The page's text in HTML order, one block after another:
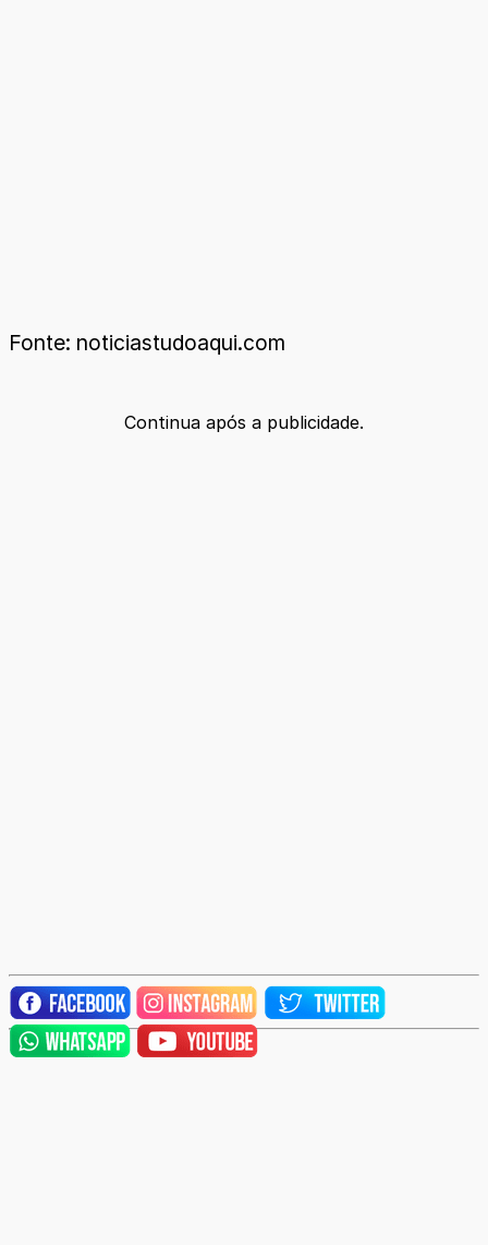
Fonte: noticiastudoaqui.com
Continua após a publicidade.